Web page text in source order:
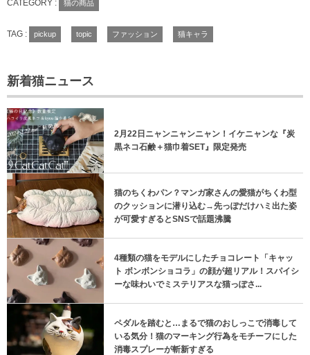
CATEGORY : 猫の商品
TAG : pickup topic ファッション 猫キャラ
新着猫ニュース
2月22日ニャンニャンニャン！イケニャンな『炭
黒ネコ石鹸＋猫巾着SET』限定発売
猫のちくわパン？マンガ家さんの愛猫がちくわ型
のクッションに潜り込む→先っぽだけハミ出た姿
が可愛すぎるとSNSで話題沸騰
4種類の猫をモデルにしたチョコレート「キャッ
ト ボンボンショコラ」の顔が超リアル！スパイシ
ーな味わいでミステリアスな猫っぽさ...
ペダルを踏むと…まるで猫のおしっこで消毒して
いる気分！猫のマーキング行為をモチーフにした
消毒スプレーが斬新すぎる